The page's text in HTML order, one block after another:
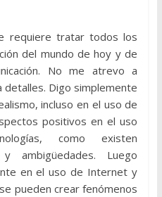
requiere tratar todos los
del mundo de hoy y de
No me atrevo a
Digo simplemente
incluso en el uso de
positivos en el uso
como existen
ambigüedades. Luego
en el uso de Internet y
pueden crear fenómenos